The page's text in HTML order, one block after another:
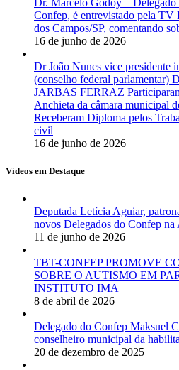
Confep, é entrevistado pela
dos Campos/SP, comentando
16 de junho de 2026
Dr João Nunes vice presidente
(conselho federal parlamentar)
JARBAS FERRAZ
Anchieta da câmara municipal
Receberam Diploma pelos
civil
16 de junho de 2026
Vídeos em Destaque
Deputada Letícia Aguiar,
novos Delegados do Confep na
11 de junho de 2026
TBT-CONFEP PROMOVE
SOBRE O AUTISMO EM
INSTITUTO IMA
8 de abril de 2026
Delegado do Confep Maksuel
conselheiro municipal da
20 de dezembro de 2025